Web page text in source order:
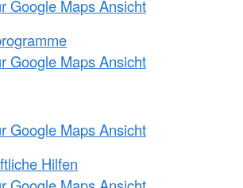
Google Maps Ansicht
Google Maps Ansicht
Google Maps Ansicht
Hilfen